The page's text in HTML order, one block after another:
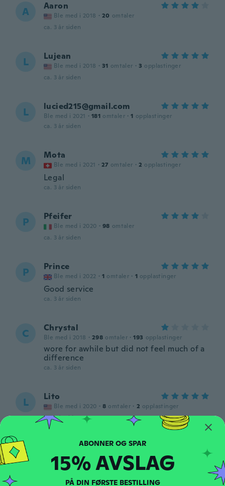
A Aaron
Ble med i 2018 · 20 omtaler
ca. 3 år siden
L Lujean
Ble med i 2018 · 31 omtaler · 3 opplastinger
ca. 3 år siden
L lucied215@gmail.com
Ble med i 2021 · 181 omtaler · 1 opplastinger
ca. 3 år siden
M Mota
Ble med i 2021 · 27 omtaler · 2 opplastinger
Legal
ca. 3 år siden
P Pfeifer
Ble med i 2020 · 98 omtaler
ca. 3 år siden
P Prince
Ble med i 2022 · 1 omtaler · 1 opplastinger
Good service
ca. 3 år siden
C Chrystal
Ble med i 2018 · 298 omtaler · 193 opplastinger
wore for awhile but did not feel much of a
difference
ca. 3 år siden
L Lito
Ble med i 2020 · 8 omtaler · 2 opplastinger
ca. 3 år siden
T Ble med i 2018 · 351 omtaler · 233 opplastinger
ca. 3 år siden
15% AVSLAG
PÅ DIN FØRSTE BESTILLING